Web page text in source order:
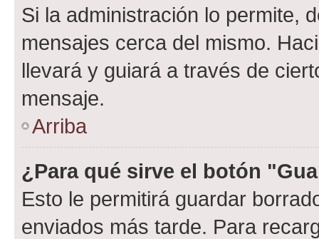
Si la administración lo permite,
mensajes cerca del mismo.
llevará y guiará a través de
mensaje.
Arriba
¿Para qué sirve el botón
Esto le permitirá guardar
enviados más tarde. Para